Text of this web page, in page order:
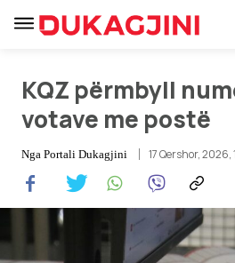
Lajme
Sport
Pikëpamje
KQZ përmbyll
votave me postë
Nga Portali Dukagjini 17 Qershor, 2026,